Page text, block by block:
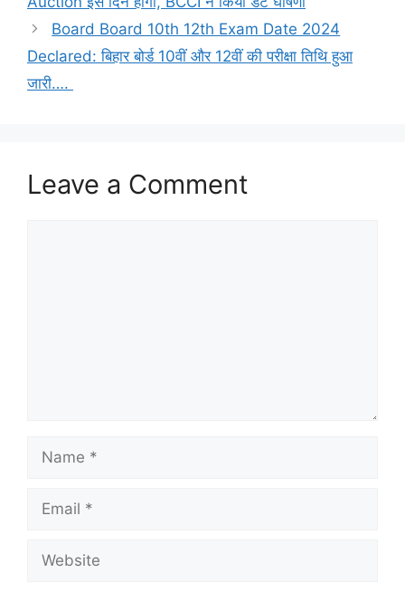
Board Board 10th 12th Exam Date 2024
Declared: बिहार बोर्ड 10वीं और 12वीं की परीक्षा तिथि हुआ
जारी….
Leave a Comment